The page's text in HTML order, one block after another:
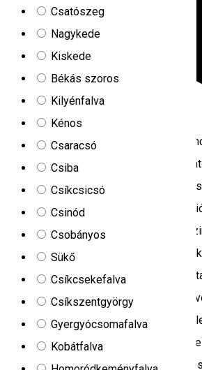
Csatószeg
Nagykede
Kiskede
Békás szoros
Kilyénfalva
Kénos
Csaracsó
Csiba
Csíkcsicsó
Csinód
Csobányos
Sükő
Csíkcsekefalva
Csíkszentgyörgy
Gyergyócsomafalva
Kobátfalva
1 értékelés
A 4 Seasons House minden évszak
vendégeit a vászonra festhető,
A panzió 4 szobával rendelkezik, az
megnevezéseivel. Agroturisztikai
Hargitára vezető út mentén található,
Tőlünk 15 perc autózásnyira van a
hely. Zeteváralján, közel Ivó völgyéhez
Székelyudvarhelytől csupán 20 km a
Csíkszeredától 60 km. Vendégeinknek
szobák, vagy akár a teljes ház
Vendégeink autóinak védett és